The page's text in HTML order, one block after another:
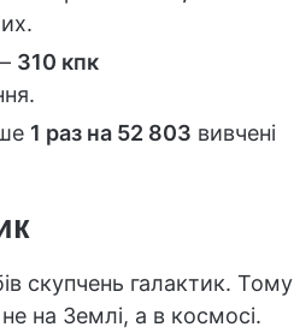
310 кпк
1 раз на 52 803 вивчені
скупчень галактик. Тому
на Землі, а в космосі.